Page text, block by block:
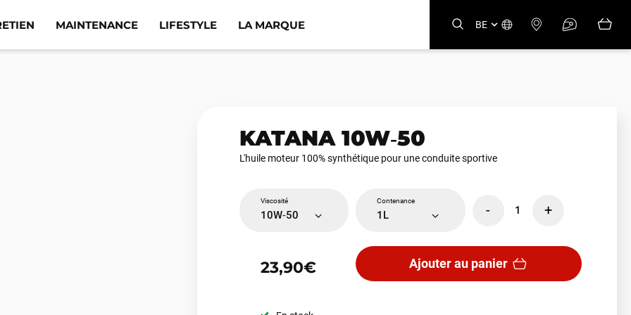
MAINTENANCE LIFESTYLE LA MARQUE BE
KATANA 10W‑50
L'huile moteur 100% synthétique pour une conduite sportive
Viscosité
10W‑50
Contenance
1L - 1 +
23,90€ Ajouter au panier